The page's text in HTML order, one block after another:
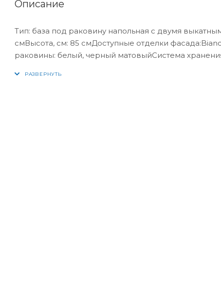
Описание
Тип: база под раковину напольная с двумя
смВысота, см: 85 смДоступные отделки
раковины: белый, черный матовыйСистема